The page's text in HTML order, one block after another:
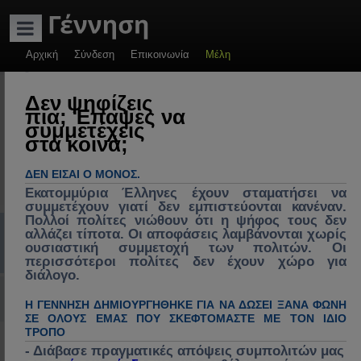
Αρχική Σύνδεση Επικοινωνία Μέλη
Γέννηση: Πολιτικές
συζητήσεις &
πρακτικές λύσεις.
Πολιτική, πολιτικοί
& πολιτικές στην
Ελλάδα, διάλογος
για ανασύνθεση
κράτους, θεσμών &
κοινωνίας,
επικαιρότητα,
κοινωνικά
προβλήματα,
Συχνές ερωτήσεις mChat Σύνδεση
Εγγραφή
>> Nέος στο Forum<< Αρχική Σελίδα (Home) Συζητήσεις Πιστοποιημένα & εγγεγραμμένα μέλη της " Γέννηση " ανά Νομό 19. Πέλλας
19. Πέλλας
ADVERTISEMENT
-
Δεν ψηφίζεις
πια; Έπαψες να
συμμετέχεις
στα κοινά;
ΔΕΝ ΕΊΣΑΙ Ο ΜΌΝΟΣ.
Εκατομμύρια Έλληνες έχουν σταματήσει να
συμμετέχουν γιατί δεν εμπιστεύονται κανέναν.
Πολλοί πολίτες νιώθουν ότι η ψήφος τους δεν
αλλάζει τίποτα. Οι αποφάσεις λαμβάνονται χωρίς
ουσιαστική συμμετοχή των πολιτών. Οι
περισσότεροι πολίτες δεν έχουν χώρο για
διάλογο.
Η ΓΕΝΝΗΣΗ ΔΗΜΙΟΥΡΓΉΘΗΚΕ ΓΙΑ ΝΑ ΔΏΣΕΙ ΞΑΝΆ ΦΩΝΉ
ΣΕ ΌΛΟΥΣ ΕΜΆΣ ΠΟΥ ΣΚΕΦΤΌΜΑΣΤΕ ΜΕ ΤΟΝ ΊΔΙΟ
ΤΡΌΠΟ
- Διάβασε πραγματικές απόψεις συμπολιτών μας